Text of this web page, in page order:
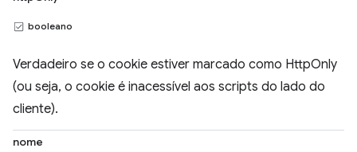
booleano
Verdadeiro se o cookie estiver marcado como HttpOnly
(ou seja, o cookie é inacessível aos scripts do lado do
cliente).
nome